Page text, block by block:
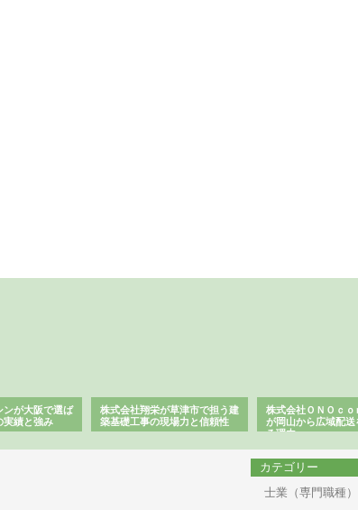
ンが大阪で選ば
実績と強み
株式会社翔栄が草津市で担う建
築基礎工事の現場力と信頼性
株式会社ＯＮＯｃｏ
が岡山から広域配送
る理由
カテゴリー
士業（専門職種）